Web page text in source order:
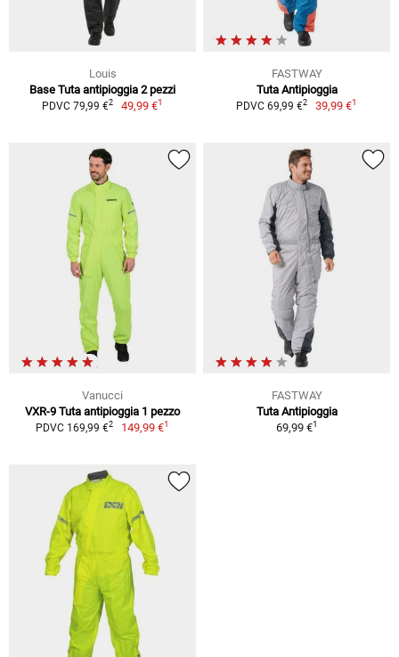
Louis
Base Tuta antipioggia 2 pezzi
PDVC 79,99 €2 49,99 €1
FASTWAY
Tuta Antipioggia
PDVC 69,99 €2 39,99 €1
Vanucci
VXR-9 Tuta antipioggia 1 pezzo
PDVC 169,99 €2 149,99 €1
FASTWAY
Tuta Antipioggia
69,99 €1